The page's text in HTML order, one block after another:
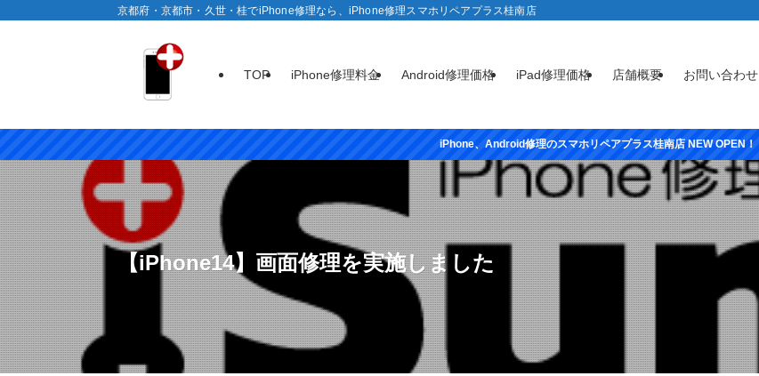
京都府・京都市・久世・桂でiPhone修理なら、iPhone修理スマホリペアプラス桂南店
TOP iPhone修理料金 Android修理価格 iPad修理価格 店舗概要 お問い合わせ
iPhone、Android修理のスマホリペアプラス桂南店 NEW OPEN！
【iPhone14】画面修理を実施しました